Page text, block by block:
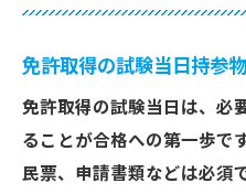
免許取得の試験当日持参
免許取得の試験当日は、必
ることが合格への第一歩で
民票、申請書類などは必須